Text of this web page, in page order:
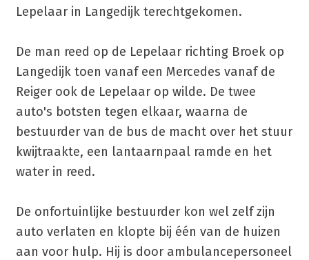
Lepelaar in Langedijk terechtgekomen.
De man reed op de Lepelaar richting Broek op
Langedijk toen vanaf een Mercedes vanaf de
Reiger ook de Lepelaar op wilde. De twee
auto's botsten tegen elkaar, waarna de
bestuurder van de bus de macht over het stuur
kwijtraakte, een lantaarnpaal ramde en het
water in reed.
De onfortuinlijke bestuurder kon wel zelf zijn
auto verlaten en klopte bij één van de huizen
aan voor hulp. Hij is door ambulancepersoneel